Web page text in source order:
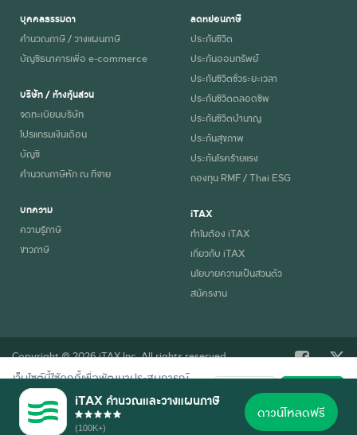
บุคคลธรรมดา
คำนวณภาษี / วางแผนภาษี
บัญชีธนาคารเพื่อ e-commerce
บริษัท / ห้างหุ้นส่วน
จดทะเบียนบริษัท
โปรแกรมเงินเดือน
บัญชี
คำนวณภาษีหัก ณ ที่จ่าย
บทความ
ความรู้ภาษี
ข่าวภาษี
ลดหย่อนภาษี
ประกันชีวิต
ประกันออมทรัพย์
ประกันชีวิตชั่วระยะเวลา
ประกันชีวิตตลอดชีพ
ประกันชีวิตบำนาญ
ประกันสุขภาพ
ประกันโรคร้ายแรง
กองทุน RMF / Thai ESG
iTAX
ทำไมต้อง iTAX
เกี่ยวกับ iTAX
นโยบายความเป็นส่วนตัว
สมัครงาน
Copyright © 2026 iTAX Inc. All rights reserved.
เว็บไซต์นี้ใช้คุกกี้เพื่อพัฒนาประสบการณ์
การใช้งานที่ดี อ่านรายละเอียดการใช้คุกกี้
ตามนโยบายความเป็นส่วนตัวของเรา
ปฏิเสธ ยอมรับ
iTAX คำนวณและวางแผนภาษี
(100K+)
ดาวน์โหลดฟรี